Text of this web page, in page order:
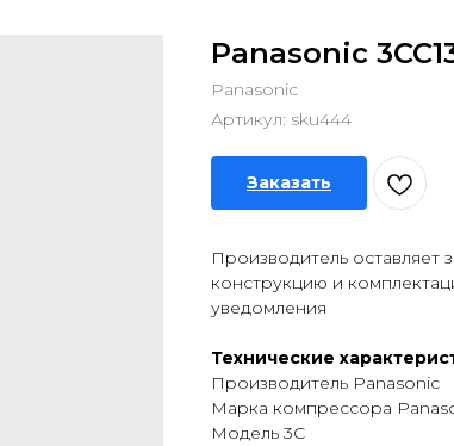
Panasonic
Panasonic
Артикул: sku444
Заказать
Производитель оставляет
конструкцию и
уведомления
Технические
Производитель Panasonic
Марка компрессора
Модель 3C